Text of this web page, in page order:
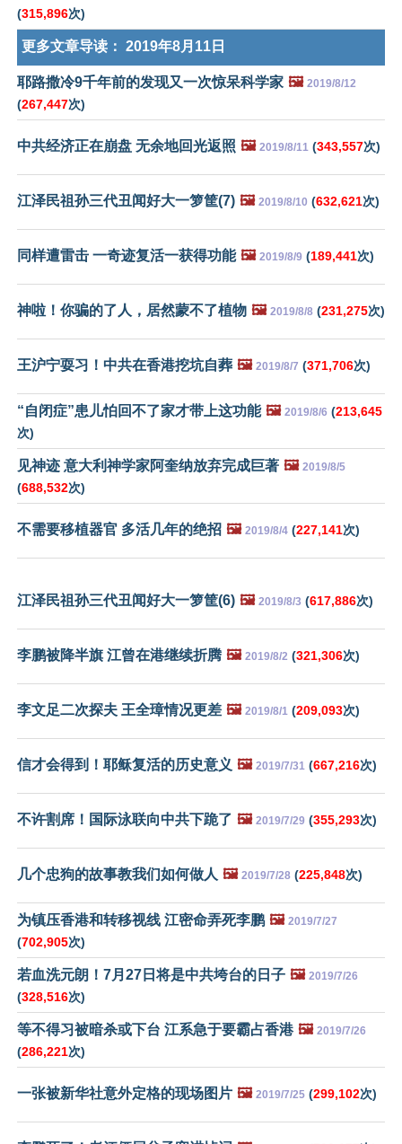
(315,896次)
更多文章导读： 2019年8月11日
耶路撒冷9千年前的发现又一次惊呆科学家 🖼️ 2019/8/12
(267,447次)
中共经济正在崩盘 无余地回光返照 🖼️ 2019/8/11 (343,557次)
江泽民祖孙三代丑闻好大一箩筐(7) 🖼️ 2019/8/10 (632,621次)
同样遭雷击 一奇迹复活一获得功能 🖼️ 2019/8/9 (189,441次)
神啦！你骗的了人，居然蒙不了植物 🖼️ 2019/8/8 (231,275次)
王沪宁耍习！中共在香港挖坑自葬 🖼️ 2019/8/7 (371,706次)
“自闭症”患儿怕回不了家才带上这功能 🖼️ 2019/8/6 (213,645
次)
见神迹 意大利神学家阿奎纳放弃完成巨著 🖼️ 2019/8/5
(688,532次)
不需要移植器官 多活几年的绝招 🖼️ 2019/8/4 (227,141次)
江泽民祖孙三代丑闻好大一箩筐(6) 🖼️ 2019/8/3 (617,886次)
李鹏被降半旗 江曾在港继续折腾 🖼️ 2019/8/2 (321,306次)
李文足二次探夫 王全璋情况更差 🖼️ 2019/8/1 (209,093次)
信才会得到！耶稣复活的历史意义 🖼️ 2019/7/31 (667,216次)
不许割席！国际泳联向中共下跪了 🖼️ 2019/7/29 (355,293次)
几个忠狗的故事教我们如何做人 🖼️ 2019/7/28 (225,848次)
为镇压香港和转移视线 江密命弄死李鹏 🖼️ 2019/7/27
(702,905次)
若血洗元朗！7月27日将是中共垮台的日子 🖼️ 2019/7/26
(328,516次)
等不得习被暗杀或下台 江系急于要霸占香港 🖼️ 2019/7/26
(286,221次)
一张被新华社意外定格的现场图片 🖼️ 2019/7/25 (299,102次)